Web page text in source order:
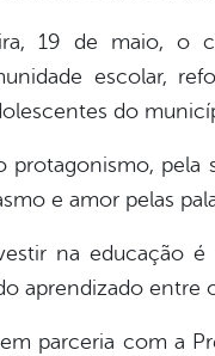
19 de maio, o
escolar,
do
pela
e amor pelas
na educação
aprendizado entre
parceria com a